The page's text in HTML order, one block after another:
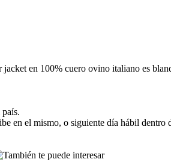
jacket en 100% cuero ovino italiano es
en el mismo, o siguiente día hábil